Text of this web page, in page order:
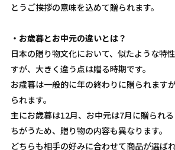
とうご挨拶の意味を込めて贈られます。
・お歳暮とお中元の違いとは？
日本の贈り物文化において、似たような特
すが、大きく違う点は贈る時期です。
お歳暮は一般的に年の終わりに贈られます
られます。
主にお歳暮は12月、お中元は7月に贈られ
ちがうため、贈り物の内容も異なります。
どちらも相手の好みに合わせて商品が選ば